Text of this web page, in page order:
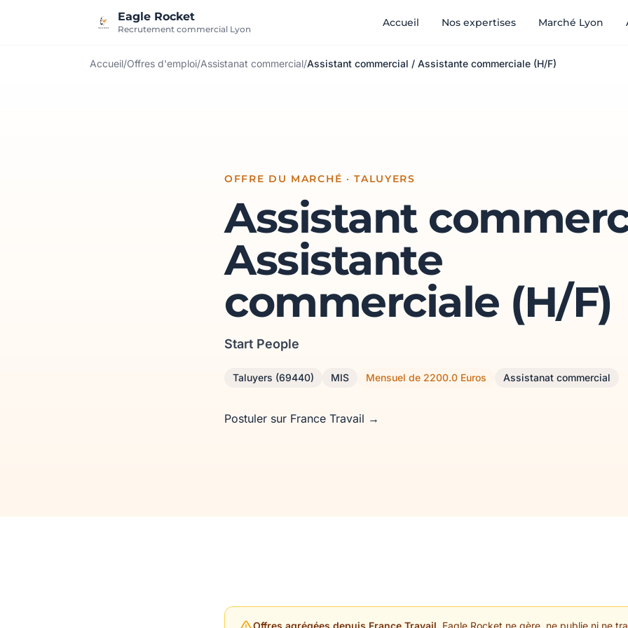
Eagle Rocket
Recrutement commercial Lyon
Accueil Nos expertises Marché Lyon
Accueil/Offres d'emploi/Assistanat commercial/Assistant commercial / Assistante commerciale (H/F)
OFFRE DU MARCHÉ · TALUYERS
Assistant
Assistante
commerciale (H/F)
Start People
Taluyers (69440) MIS Mensuel de 2200.0 Euros Assistanat commercial
Postuler sur France Travail →
Offres agrégées depuis France Travail. Eagle Rocket ne gère, ne publie ni ne